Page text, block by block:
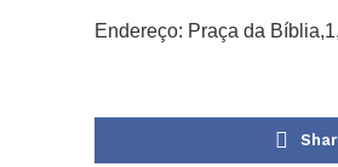
Endereço: Praça da